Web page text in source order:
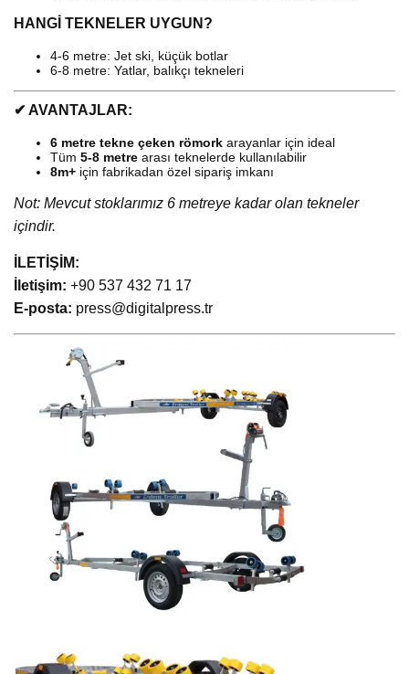
HANGİ TEKNELER UYGUN?
4-6 metre: Jet ski, küçük botlar
6-8 metre: Yatlar, balıkçı tekneleri
✔ AVANTAJLAR:
6 metre tekne çeken römork arayanlar için ideal
Tüm 5-8 metre arası teknelerde kullanılabilir
8m+ için fabrikadan özel sipariş imkanı
Not: Mevcut stoklarımız 6 metreye kadar olan tekneler
içindir.
İLETİŞİM:
İletişim: +90 537 432 71 17
E-posta: press@digitalpress.tr